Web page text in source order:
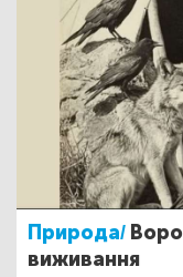
Природа/
виживання